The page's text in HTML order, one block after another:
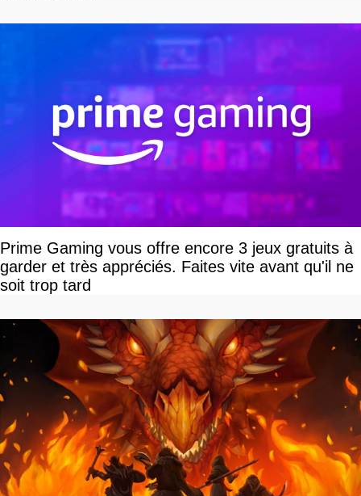
Prime Gaming vous offre encore 3 jeux gratuits à
garder et très appréciés. Faites vite avant qu'il ne
soit trop tard